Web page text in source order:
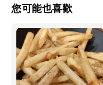
您可能也喜歡